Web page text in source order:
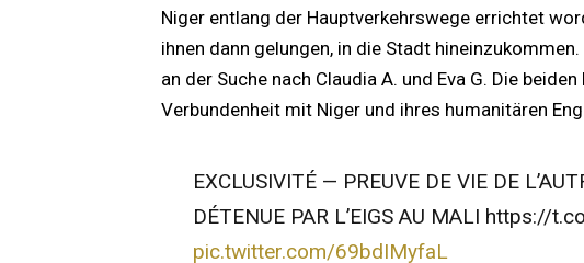
Niger entlang der Hauptverkehrswege errichtet
ihnen dann gelungen, in die Stadt
an der Suche nach Claudia A. und Eva G. Die
Verbundenheit mit Niger und ihres humanitären
EXCLUSIVITÉ — PREUVE DE VIE DE
DÉTENUE PAR L’EIGS AU MALI https://
pic.twitter.com/69bdIMyfaL